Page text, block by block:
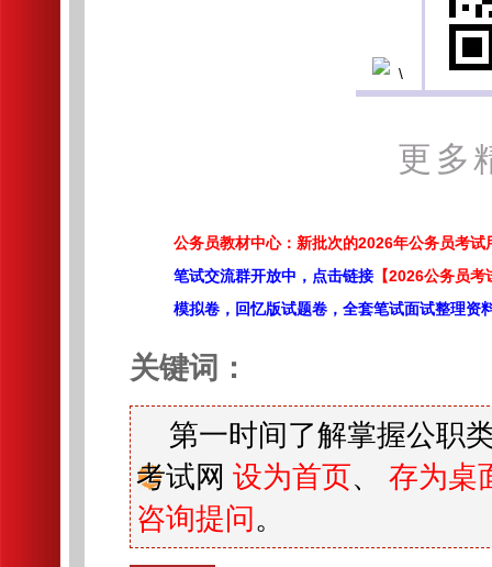
更多
公务员教材中心：新批次的2026年公务员考试
笔试交流群开放中，点击链接 【2026公务员
模拟卷，回忆版试题卷，全套笔试面试整理资
关键词：
第一时间了解掌握公职
考试网 设为首页、 存为桌
咨询提问 。